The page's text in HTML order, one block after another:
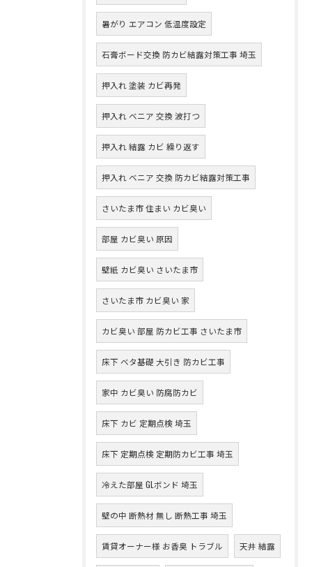
暑がり エアコン 低温度設定
石膏ボード交換 防カビ結露対策工事 埼玉
押入れ 塗装 カビ再発
押入れ ベニア 交換 波打つ
押入れ 結露 カビ 繰り返す
押入れ ベニア 交換 防カビ結露対策工事
さいたま市 住まい カビ臭い
部屋 カビ臭い 原因
壁紙 カビ臭い さいたま市
さいたま市 カビ臭い 家
カビ臭い 部屋 防カビ工事 さいたま市
床下 ベタ基礎 大引き 防カビ工事
家中 カビ臭い 防腐防カビ
床下 カビ 定期点検 埼玉
床下 定期点検 定期防カビ工事 埼玉
冷えた部屋 GLボンド 埼玉
壁の中 断熱材 無し 断熱工事 埼玉
賃貸オーナー様 お香臭 トラブル 天井 結露